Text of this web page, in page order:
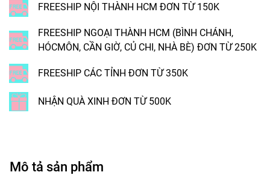
FREESHIP NỘI THÀNH HCM ĐƠN TỪ 150K
FREESHIP NGOẠI THÀNH HCM (BÌNH CHÁNH,
HÓCMÔN, CẦN GIỜ, CỦ CHI, NHÀ BÈ) ĐƠN TỪ 250K
FREESHIP CÁC TỈNH ĐƠN TỪ 350K
NHẬN QUÀ XINH ĐƠN TỪ 500K
Mô tả sản phẩm